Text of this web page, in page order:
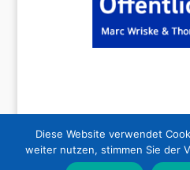
Diese Website verwendet
weiter nutzen, stimmen Sie der